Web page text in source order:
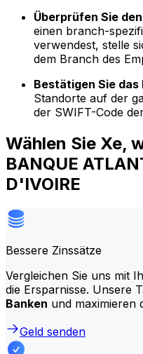
Überprüfen Sie
einen branch-
verwendest, stelle
dem Branch des
Bestätigen Sie das
Standorte auf der
der SWIFT-Code
Wählen Sie Xe,
BANQUE
D'IVOIRE
Bessere Zinssätze
Vergleichen Sie uns mit
die Ersparnisse. Unsere
Banken und maximieren
Geld senden